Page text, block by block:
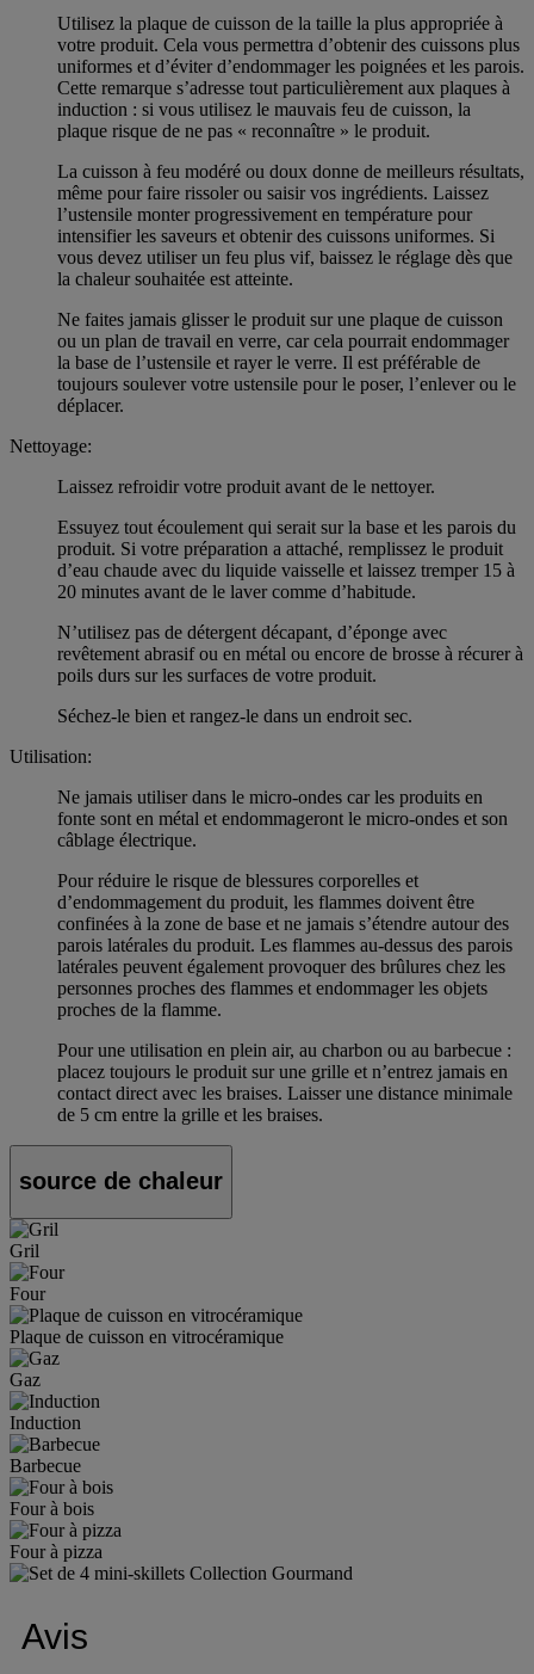
Utilisez la plaque de cuisson de la taille la plus appropriée à
votre produit. Cela vous permettra d’obtenir des cuissons plus
uniformes et d’éviter d’endommager les poignées et les parois.
Cette remarque s’adresse tout particulièrement aux plaques à
induction : si vous utilisez le mauvais feu de cuisson, la
plaque risque de ne pas « reconnaître » le produit.
La cuisson à feu modéré ou doux donne de meilleurs résultats,
même pour faire rissoler ou saisir vos ingrédients. Laissez
l’ustensile monter progressivement en température pour
intensifier les saveurs et obtenir des cuissons uniformes. Si
vous devez utiliser un feu plus vif, baissez le réglage dès que
la chaleur souhaitée est atteinte.
Ne faites jamais glisser le produit sur une plaque de cuisson
ou un plan de travail en verre, car cela pourrait endommager
la base de l’ustensile et rayer le verre. Il est préférable de
toujours soulever votre ustensile pour le poser, l’enlever ou le
déplacer.
Nettoyage:
Laissez refroidir votre produit avant de le nettoyer.
Essuyez tout écoulement qui serait sur la base et les parois du
produit. Si votre préparation a attaché, remplissez le produit
d’eau chaude avec du liquide vaisselle et laissez tremper 15 à
20 minutes avant de le laver comme d’habitude.
N’utilisez pas de détergent décapant, d’éponge avec
revêtement abrasif ou en métal ou encore de brosse à récurer à
poils durs sur les surfaces de votre produit.
Séchez-le bien et rangez-le dans un endroit sec.
Utilisation:
Ne jamais utiliser dans le micro-ondes car les produits en
fonte sont en métal et endommageront le micro-ondes et son
câblage électrique.
Pour réduire le risque de blessures corporelles et
d’endommagement du produit, les flammes doivent être
confinées à la zone de base et ne jamais s’étendre autour des
parois latérales du produit. Les flammes au-dessus des parois
latérales peuvent également provoquer des brûlures chez les
personnes proches des flammes et endommager les objets
proches de la flamme.
Pour une utilisation en plein air, au charbon ou au barbecue :
placez toujours le produit sur une grille et n’entrez jamais en
contact direct avec les braises. Laisser une distance minimale
de 5 cm entre la grille et les braises.
source de chaleur
Gril
Four
Plaque de cuisson en vitrocéramique
Gaz
Induction
Barbecue
Four à bois
Four à pizza